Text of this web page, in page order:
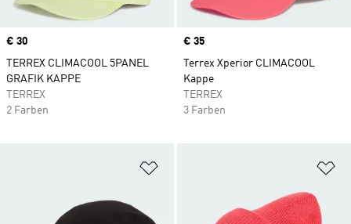
Price
€ 30
TERREX CLIMACOOL 5PANEL
GRAFIK KAPPE
TERREX
2 Farben
Price
€ 35
Terrex Xperior CLIMACOOL
Kappe
TERREX
3 Farben